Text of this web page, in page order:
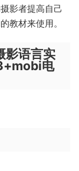
影者提高自己
教材来使用。
影语言实
电